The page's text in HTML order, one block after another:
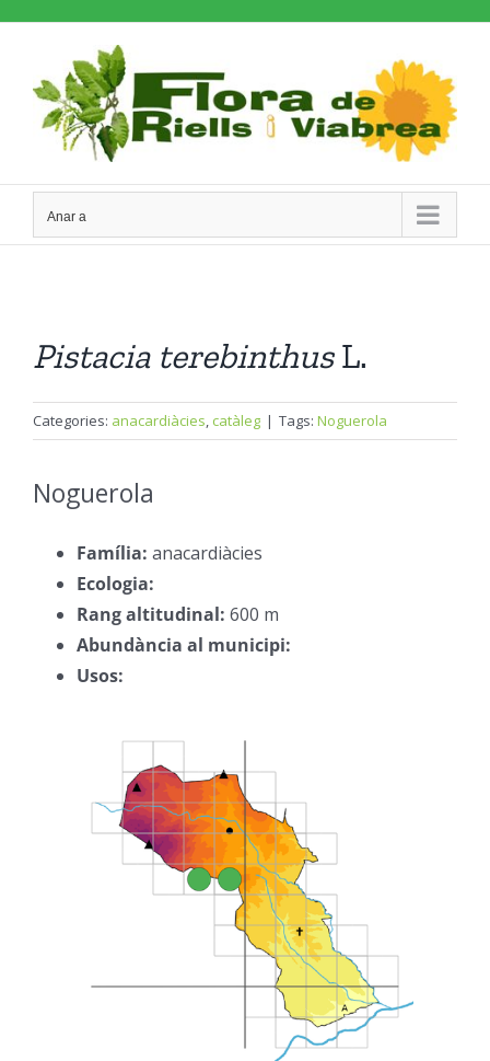
content
Anar a
Pistacia terebinthusL.
Categories: anacardiàcies, catàleg | Tags: Noguerola
Noguerola
Família: anacardiàcies
Ecologia:
Rang altitudinal: 600 m
Abundància al municipi:
Usos: